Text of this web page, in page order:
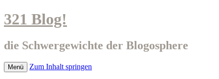
321 Blog!
die Schwergewichte der Blogosphere
Menü Zum Inhalt springen